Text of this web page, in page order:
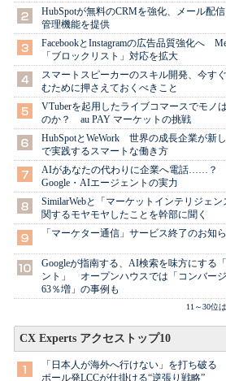
HubSpotが無料のCRMを強化、メール配
管理機能を提供
FacebookとInstagramの広告品質強化へ
「ブロックリスト」対応を拡大
スマートスピーカーのスキル開発、今す
むために押さえておくべきこと
VTuberを起用したライブコマースでモノ
のか？ au PAY マーケットの挑戦
HubSpotとWeWork 世界の成長企業が新
で実践するスマートな働き方
AIがあなたの代わりに企業へ電話……？
Google・AIエージェントの実力
SimilarWebと「マーケットインテリジェン
関するモヤモヤしたことを幹部に聞く
「マーケター通信」サービス終了のお知
Googleが指南する、AI検索を味方にする
ント」 オープンハウスでは「コンバー
63％増」の事例も
11～30位
CX Experts アクセストップ10
「日本人が海外へ行けない」を打ち破
ポール発LCCが仕掛ける“逆張り戦略”